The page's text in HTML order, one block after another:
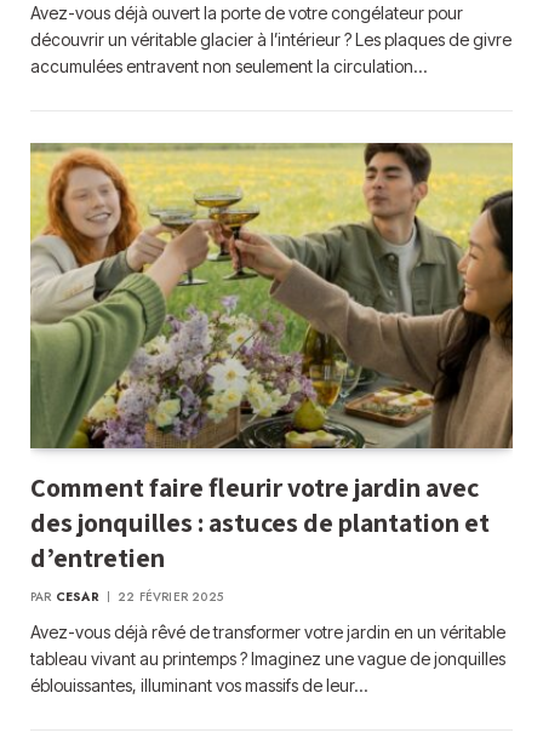
Avez-vous déjà ouvert la porte de votre congélateur pour
découvrir un véritable glacier à l’intérieur ? Les plaques de givre
accumulées entravent non seulement la circulation…
Comment faire fleurir votre jardin avec
des jonquilles : astuces de plantation et
d’entretien
PAR CESAR 22 FÉVRIER 2025
Avez-vous déjà rêvé de transformer votre jardin en un véritable
tableau vivant au printemps ? Imaginez une vague de jonquilles
éblouissantes, illuminant vos massifs de leur…